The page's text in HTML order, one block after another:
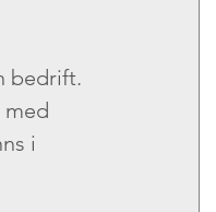
bedrift.
med
i